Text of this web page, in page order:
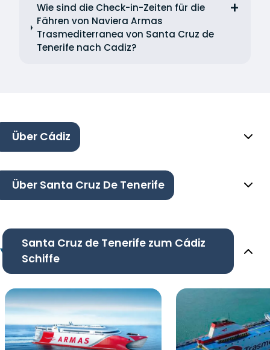
Wie sind die Check-in-Zeiten für die
Fähren von Naviera Armas
Trasmediterranea von Santa Cruz de
Tenerife nach Cadiz?
Über Cádiz
Über Santa Cruz De Tenerife
Santa Cruz de Tenerife zum Cádiz
Schiffe